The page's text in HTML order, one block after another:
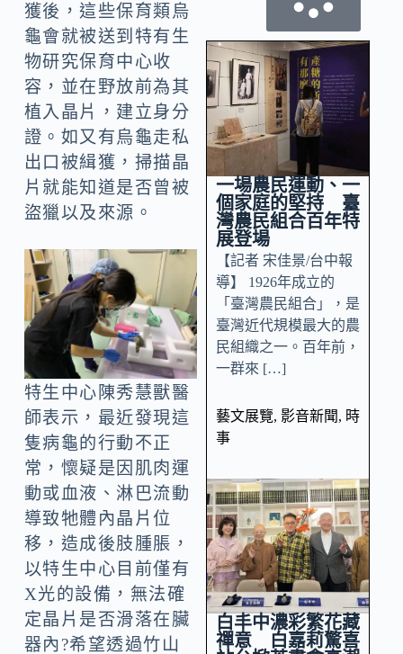
獲後，這些保育類烏
龜會就被送到特有生
物研究保育中心收
容，並在野放前為其
植入晶片，建立身分
證。如又有烏龜走私
出口被緝獲，掃描晶
片就能知道是否曾被
盜獵以及來源。
特生中心陳秀慧獸醫
師表示，最近發現這
隻病龜的行動不正
常，懷疑是因肌肉運
動或血液、淋巴流動
導致牠體內晶片位
移，造成後肢腫脹，
以特生中心目前僅有
X光的設備，無法確
定晶片是否滑落在臟
器內?希望透過竹山
一場農民運動、一
個家庭的堅持 臺
灣農民組合百年特
展登場
【記者 宋佳景/台中報
導】 1926年成立的
「臺灣農民組合」，是
臺灣近代規模最大的農
民組織之一。百年前，
一群來 […]
藝文展覽, 影音新聞, 時
事
白丰中濃彩繁花藏
禪意 白嘉莉驚喜